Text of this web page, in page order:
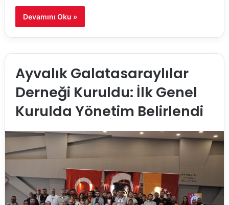
Devamını Oku »
Ayvalık Galatasaraylılar
Derneği Kuruldu: İlk Genel
Kurulda Yönetim Belirlendi